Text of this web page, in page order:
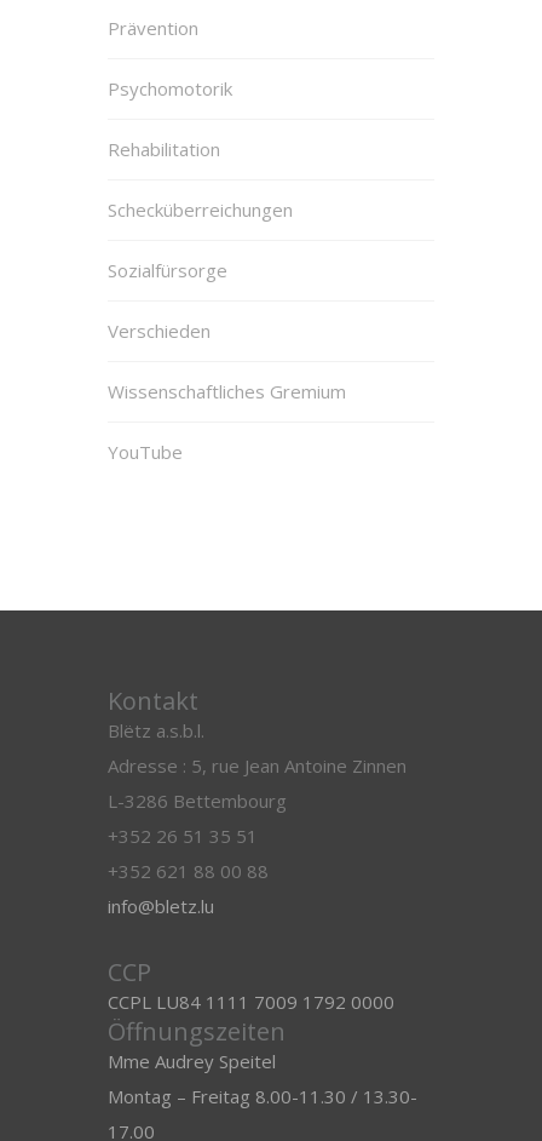
Prävention
Psychomotorik
Rehabilitation
Schecküberreichungen
Sozialfürsorge
Verschieden
Wissenschaftliches Gremium
YouTube
Kontakt
Blëtz a.s.b.l.
Adresse : 5, rue Jean Antoine Zinnen
L-3286 Bettembourg
+352 26 51 35 51
+352 621 88 00 88
info@bletz.lu
CCP
CCPL LU84 1111 7009 1792 0000
Öffnungszeiten
Mme Audrey Speitel
Montag – Freitag 8.00-11.30 / 13.30-
17.00